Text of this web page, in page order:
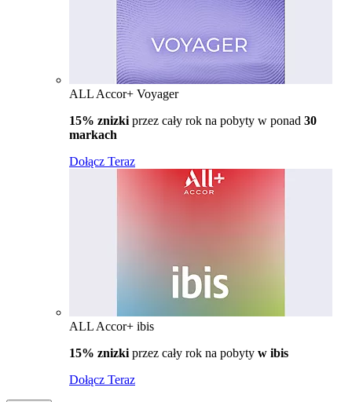
ALL Accor+ Voyager
15% znizki przez cały rok na pobyty w ponad 30
markach
Dołącz Teraz
ALL Accor+ ibis
15% znizki przez cały rok na pobyty w ibis
Dołącz Teraz